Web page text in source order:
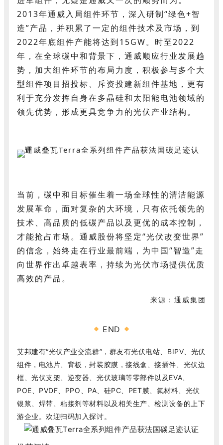
2013年通威入局组件环节，深入研制“绿色+智
造”产品，并积累了一定的组件技术及市场，到
2022年底组件产能将达到15GW。时至2022
年，在全球碳中和背景下，通威顺应行业发展趋
势，加大组件环节的布局力度，积极参与多个大
型组件项目招投标、斥资投建新组件基地，更有
利于充分发挥自身在多晶硅和太阳能电池领域的
领先优势，形成更具竞争力的光伏产业结构。
当前，碳中和目标催生着一场全球性的清洁能源
发展革命，面对复杂的大环境，只有依托领先的
技术、高品质的低碳产品以及更优的成本控制，
才能抢占市场。通威股份将坚定“光伏改变世界”
的信念，始终走在行业最前端，为中国“智造”走
向世界作出卓越表率，持续为光伏市场提供优质
高效的产品。
来源：通威集团
END
艾邦建有“光伏产业交流群”，群友有光伏电站、BIPV、光伏
组件，电池片、背板，封装胶膜，接线盒、接插件、光伏边
框、光伏支架、逆变器、光伏玻璃等零部件以及EVA、
POE、PVDF、PPO、PA、硅PC、PET膜、氟材料、光伏
银浆、焊带、粘接剂等材料以及相关生产、检测设备的上下
游企业。欢迎扫码加入探讨。